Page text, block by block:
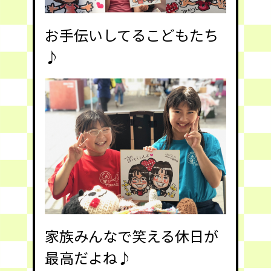
お手伝いしてるこどもたち
♪
家族みんなで笑える休日が
最高だよね♪